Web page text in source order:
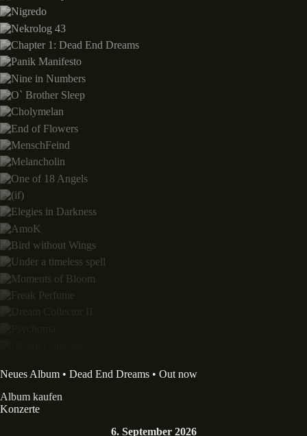
Neues Album • Dead End Dreams • Out now
Album kaufen
Konzerte
6. September 2026